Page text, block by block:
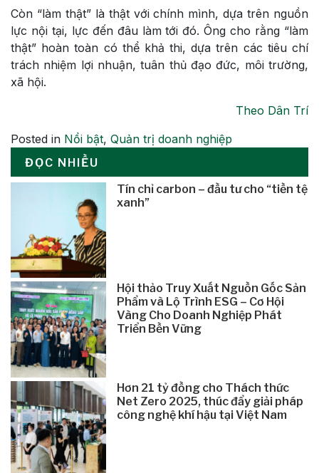
Còn “làm thật” là thật với chính mình, dựa trên nguồn
lực nội tại, lực đến đâu làm tới đó. Ông cho rằng “làm
thật” hoàn toàn có thể khả thi, dựa trên các tiêu chí
trách nhiệm lợi nhuận, tuân thủ đạo đức, môi trường,
xã hội.
Theo Dân Trí
Posted in Nổi bật, Quản trị doanh nghiệp
ĐỌC NHIỀU
Tín chỉ carbon – đầu tư cho “tiền tệ
xanh”
Hội thảo Truy Xuất Nguồn Gốc Sản
Phẩm và Lộ Trình ESG – Cơ Hội
Vàng Cho Doanh Nghiệp Phát
Triển Bền Vững
Hơn 21 tỷ đồng cho Thách thức
Net Zero 2025, thúc đẩy giải pháp
công nghệ khí hậu tại Việt Nam